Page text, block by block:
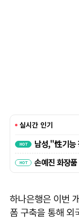
하나은행은 이번
폼 구축을 통해 외